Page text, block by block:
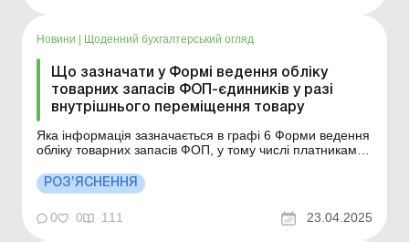
Новини Щоденний бухгалтерський огляд
Що зазначати у Формі ведення обліку
товарних запасів ФОП-єдинників у разі
внутрішнього переміщення товару
Яка інформація зазначається в графі 6 Форми ведення
обліку товарних запасів ФОП, у тому числі платниками
товару? Порядок ведення обліку товарних запасів для
фізичних осіб – підприємців, у тому числі платників
РОЗ’ЯСНЕННЯ
0 0 111 23.04.2025